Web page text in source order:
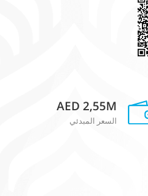
AED 2,55M
السعر المبدئي